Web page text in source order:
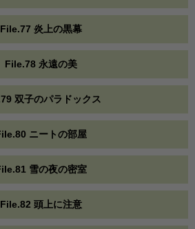
File.77 炎上の黒幕
File.78 永遠の美
双子のパラドックス
ニートの部屋
雪の夜の密室
File.82 頭上に注意